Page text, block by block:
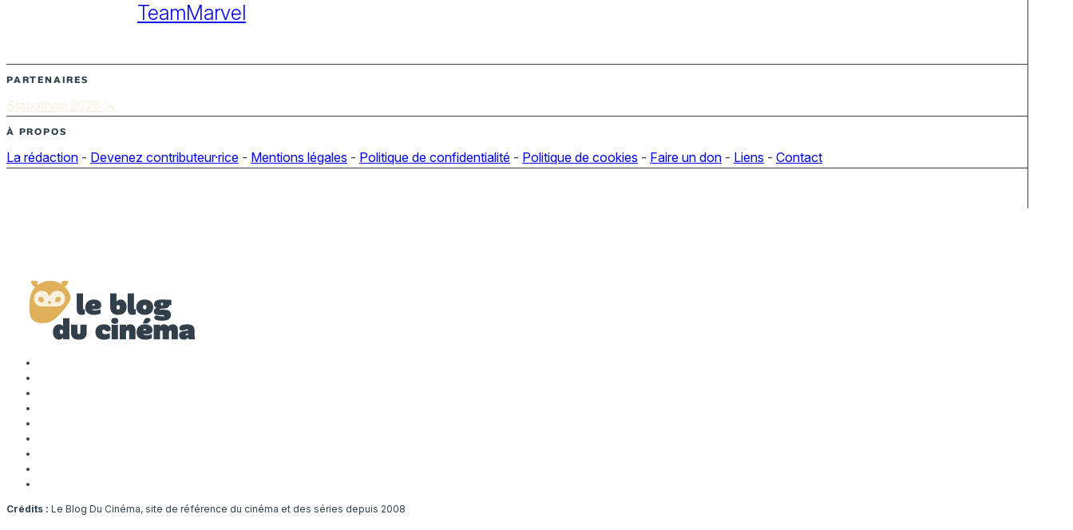
TeamMarvel
PARTENAIRES
Stabathon 2026 🔪
À PROPOS
La rédaction - Devenez contributeur·rice - Mentions légales - Politique de confidentialité - Politique de cookies - Faire un don - Liens - Contact
Crédits : Le Blog Du Cinéma, site de référence du cinéma et des séries depuis 2008